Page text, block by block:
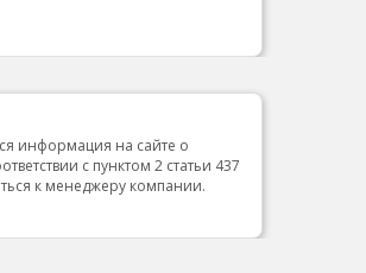
информация на сайте о
с пунктом 2 статьи 437
к менеджеру компании.